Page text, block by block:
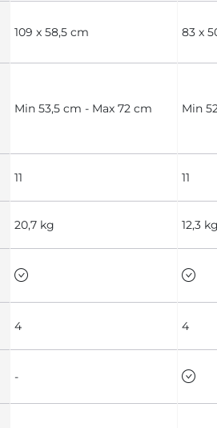
109 x 58,5 cm 83 x
Min 53,5 cm - Max 72 cm Min
11 11
20,7 kg 12,3
4 4
-